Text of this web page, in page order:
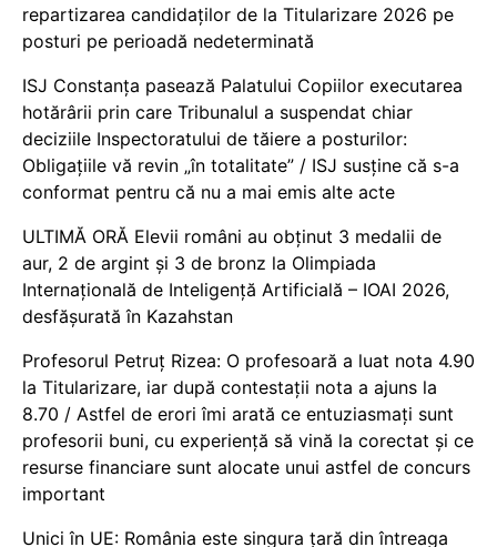
repartizarea candidaților de la Titularizare 2026 pe
posturi pe perioadă nedeterminată
ISJ Constanța pasează Palatului Copiilor executarea
hotărârii prin care Tribunalul a suspendat chiar
deciziile Inspectoratului de tăiere a posturilor:
Obligațiile vă revin „în totalitate” / ISJ susține că s-a
conformat pentru că nu a mai emis alte acte
ULTIMĂ ORĂ Elevii români au obținut 3 medalii de
aur, 2 de argint și 3 de bronz la Olimpiada
Internațională de Inteligență Artificială – IOAI 2026,
desfășurată în Kazahstan
Profesorul Petruț Rizea: O profesoară a luat nota 4.90
la Titularizare, iar după contestații nota a ajuns la
8.70 / Astfel de erori îmi arată ce entuziasmați sunt
profesorii buni, cu experiență să vină la corectat și ce
resurse financiare sunt alocate unui astfel de concurs
important
Unici în UE: România este singura țară din întreaga